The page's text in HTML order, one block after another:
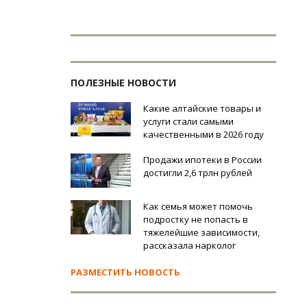
ПОЛЕЗНЫЕ НОВОСТИ
Какие алтайские товары и
услуги стали самыми
качественными в 2026 году
Продажи ипотеки в России
достигли 2,6 трлн рублей
Как семья может помочь
подростку не попасть в
тяжелейшие зависимости,
рассказала нарколог
РАЗМЕСТИТЬ НОВОСТЬ